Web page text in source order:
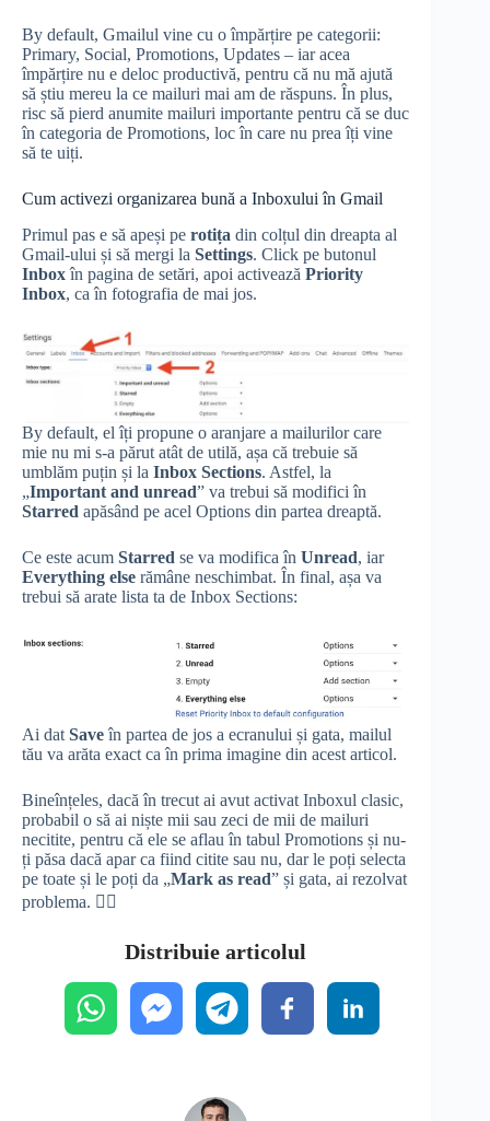
By default, Gmailul vine cu o împărțire pe categorii:
Primary, Social, Promotions, Updates – iar acea
împărțire nu e deloc productivă, pentru că nu mă ajută
să știu mereu la ce mailuri mai am de răspuns. În plus,
risc să pierd anumite mailuri importante pentru că se duc
în categoria de Promotions, loc în care nu prea îți vine
să te uiți.
Cum activezi organizarea bună a Inboxului în Gmail
Primul pas e să apeși pe rotița din colțul din dreapta al
Gmail-ului și să mergi la Settings. Click pe butonul
Inboxîn pagina de setări, apoi activează Priority
Inbox, ca în fotografia de mai jos.
By default, el îți propune o aranjare a mailurilor care
mie nu mi s-a părut atât de utilă, așa că trebuie să
umblăm puțin și la Inbox Sections. Astfel, la
„Important and unread” va trebui să modifici în
Starred apăsând pe acel Options din partea dreaptă.
Ce este acum Starred se va modifica în Unread, iar
Everything else rămâne neschimbat. În final, așa va
trebui să arate lista ta de Inbox Sections:
Ai dat Saveîn partea de jos a ecranului și gata, mailul
tău va arăta exact ca în prima imagine din acest articol.
Bineînțeles, dacă în trecut ai avut activat Inboxul clasic,
probabil o să ai niște mii sau zeci de mii de mailuri
necitite, pentru că ele se aflau în tabul Promotions și nu-
ți păsa dacă apar ca fiind citite sau nu, dar le poți selecta
pe toate și le poți da „Mark as read” și gata, ai rezolvat
problema. 👍🏼
Distribuie articolul